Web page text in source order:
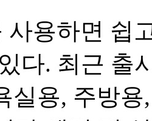
사용하면 쉽
다. 최근 출
실용, 주방